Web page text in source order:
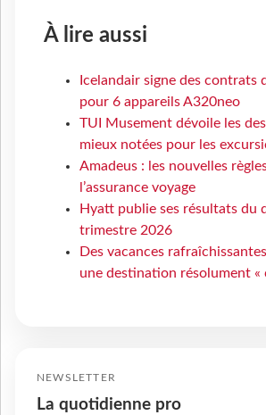
À lire aussi
Icelandair signe des contrats
pour 6 appareils A320neo
TUI Musement dévoile les
mieux notées pour les
Amadeus : les nouvelles
l’assurance voyage
Hyatt publie ses résultats du
trimestre 2026
Des vacances
une destination résolument «
NEWSLETTER
La quotidienne pro